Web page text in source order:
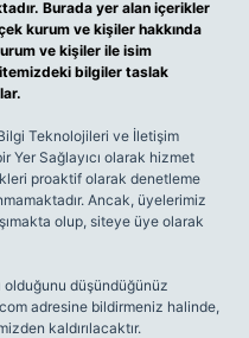
Burada yer alan içerikler
kurum ve kişiler hakkında
ve kişiler ile isim
bilgiler taslak
Teknolojileri ve İletişim
Yer Sağlayıcı olarak hizmet
proaktif olarak denetleme
Ancak, üyelerimiz
olup, siteye üye olarak
olduğunu düşündüğünüz
adresine bildirmeniz halinde,
kaldırılacaktır.